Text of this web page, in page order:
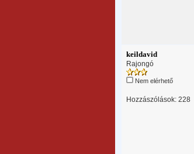
keildavid
Rajongó
Nem elérhető
Hozzászólások: 228